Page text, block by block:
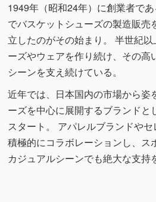
1949年（昭和24年）に創業者で
でバスケットシューズの製造販売
立したのがその始まり。 半世紀
ーズやウェアを作り続け、その高
シーンを支え続けている。
近年では、日本国内の市場から姿
ーズを中心に展開するブランドと
スタート。 アパレルブランドや
積極的にコラボレーションし、ス
カジュアルシーンでも絶大な支持